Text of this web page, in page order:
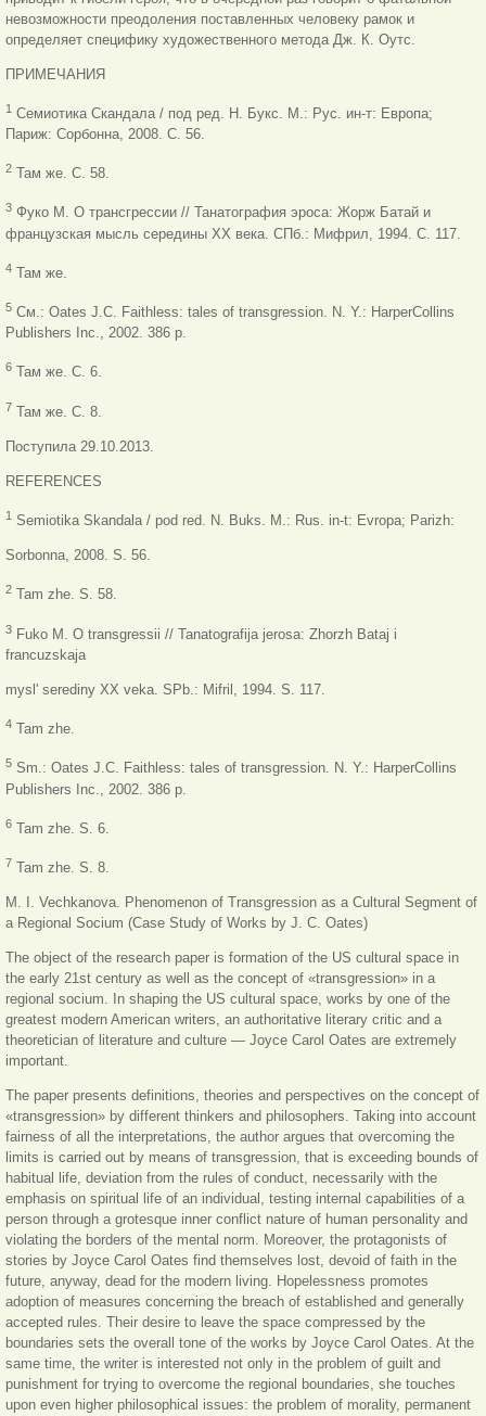
невозможности преодоления поставленных человеку рамок и
определяет специфику художественного метода Дж. К. Оутс.
ПРИМЕЧАНИЯ
1 Семиотика Скандала / под ред. Н. Букс. М.: Рус. ин-т: Европа;
Париж: Сорбонна, 2008. C. 56.
2 Там же. С. 58.
3 Фуко М. О трансгрессии // Танатография эроса: Жорж Батай и
французская мысль середины XX века. СПб.: Мифрил, 1994. С. 117.
4 Там же.
5 См.: Oates J.C. Faithless: tales of transgression. N. Y.: HarperCollins
Publishers Inc., 2002. 386 p.
6 Там же. С. 6.
7 Там же. С. 8.
Поступила 29.10.2013.
REFERENCES
1 Semiotika Skandala / pod red. N. Buks. M.: Rus. in-t: Evropa; Parizh:
Sorbonna, 2008. S. 56.
2 Tam zhe. S. 58.
3 Fuko M. O transgressii // Tanatografija jerosa: Zhorzh Bataj i
francuzskaja
mysl' serediny XX veka. SPb.: Mifril, 1994. S. 117.
4 Tam zhe.
5 Sm.: Oates J.C. Faithless: tales of transgression. N. Y.: HarperCollins
Publishers Inc., 2002. 386 p.
6 Tam zhe. S. 6.
7 Tam zhe. S. 8.
M. I. Vechkanova. Phenomenon of Transgression as a Cultural Segment of
a Regional Socium (Case Study of Works by J. C. Oates)
The object of the research paper is formation of the US cultural space in
the early 21st century as well as the concept of «transgression» in a
regional socium. In shaping the US cultural space, works by one of the
greatest modern American writers, an authoritative literary critic and a
theoretician of literature and culture — Joyce Carol Oates are extremely
important.
The paper presents definitions, theories and perspectives on the concept of
«transgression» by different thinkers and philosophers. Taking into account
fairness of all the interpretations, the author argues that overcoming the
limits is carried out by means of transgression, that is exceeding bounds of
habitual life, deviation from the rules of conduct, necessarily with the
emphasis on spiritual life of an individual, testing internal capabilities of a
person through a grotesque inner conflict nature of human personality and
violating the borders of the mental norm. Moreover, the protagonists of
stories by Joyce Carol Oates find themselves lost, devoid of faith in the
future, anyway, dead for the modern living. Hopelessness promotes
adoption of measures concerning the breach of established and generally
accepted rules. Their desire to leave the space compressed by the
boundaries sets the overall tone of the works by Joyce Carol Oates. At the
same time, the writer is interested not only in the problem of guilt and
punishment for trying to overcome the regional boundaries, she touches
upon even higher philosophical issues: the problem of morality, permanent